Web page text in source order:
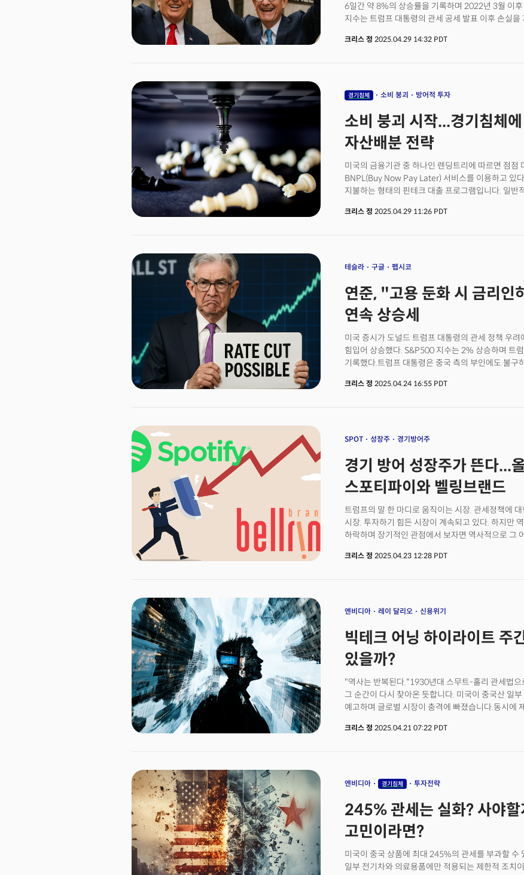
6일간 약 8%의 상승률을 기록하며 2022년 3월 이
지수는 트럼프 대통령의 관세 공세 발표 이후 손실
경제성장 둔화와 관세 압박에도 견고한 실적을 유지
시사했다. GM과 젯블루는 연간 실적 가이던스를 철
것이라며, S&P500 연말 목표치를 6700에서 5600
전략가들은 "관세 혼란이 진정되고, 연준이 금리인
때까지 시장은 경기침체와 스태그플레이션 우려 사
더 신중한 접근이 필요하다. 경제 둔화의 실질적 증
한편, 헤지펀드 매니저들은 관세 관련 뉴스로 시장이
있으며, 미국 주식 공매도는 예외적으로 유지하고
하위 10% 수준까지 하락한 후 소폭 회복세를 보이고
크리스 정 2025.04.29 14:32 PDT
경기침체 소비 붕괴 방어적 투자
소비 붕괴 시작...경기침체
자산배분 전략
미국의 금융기관 중 하나인 렌딩트리에 따르면 점점
BNPL(Buy Now Pay Later) 서비스를 이용하고 있
지불하는 형태의 핀테크 대출 프로그램입니다. 일반
사용하는 결제방식입니다. BNPL이 신용카드의 인
있습니다. 또한 응답자의 41%가 연체를 했다고 답했
빠르게 얼어붙고 있다는 징후가 있습니다. 미국에서
인식되는 컨퍼런스보드의 4월 소비자신뢰지수는 86
기록했습니다. 이 뿐 만이 아닙니다. 미래를 바라보
이후 13년 만에 최저치를 기록했습니다. 컨퍼런스
그리고 미래 수입이라는 세 가지 기대 요소가 모두
경기 침체의 가능성을 시사한다고 답했습니다. 정말
충격적일 정도로 어둡다는 점입니다. 위원회에 따르
크리스 정 2025.04.29 11:26 PDT
테슬라 구글 펩시코
연준, "고용 둔화 시 금리인
연속 상승세
미국 증시가 도널드 트럼프 대통령의 관세 정책 우
힘입어 상승했다. S&P500 지수는 2% 상승하며 트
기록했다.트럼프 대통령은 중국 측의 부인에도 불구
통화정책 완화 압력을 받을 것이라는 관측에 하락했
발표에서는 경제전망에 대한 불안감이 뚜렷하게 드
언급했다. 펩시코와 P&G도 전망치를 하향 조정했다.
설비투자 주문이 소폭 증가에 그쳐 기업들이 관세
보이고 있음을 시사했다. 해리스 파이낸셜 그룹의 제
있다는 점은 투자자들에게 긍정적"이라고 평가했다.
크리스 정 2025.04.24 16:55 PDT
SPOT 성장주 경기방어주
경기 방어 성장주가 뜬다...
스포티파이와 벨링브랜드
트럼프의 말 한 마디로 움직이는 시장. 관세정책에
시장. 투자하기 힘든 시장이 계속되고 있다. 하지만
하락하며 장기적인 관점에서 보자면 역사적으로 그
불확실성은 그 어느때보다 높고 고금리와 고물가로
의미한다. 그 좋은 예가 바로 넷플릭스(NFLX)라 할
넷플릭스가 '매그니피센트 7'에 포함되지는 못하지
17%에 달하는 주가 상승세를 보이는 것은 바로 이
음악 스트리밍의 대표주자 스포티파이(SPOT)와 벨
크리스 정 2025.04.23 12:28 PDT
엔비디아 레이 달리오 신용위기
빅테크 어닝 하이라이트 주
있을까?
"역사는 반복된다."1930년대 스무트-홀리 관세법
그 순간이 다시 찾아온 듯합니다. 미국이 중국산 일
예고하며 글로벌 시장이 충격에 빠졌습니다.동시에
쇼크보다 위험한 위기"를 경고하고 있습니다.지금은
크리스 정 2025.04.21 07:22 PDT
엔비디아 경기침체 투자전략
245% 관세는 실화? 사야할
고민이라면?
미국이 중국 상품에 최대 245%의 관세를 부과할 수
일부 전기차와 의료용품에만 적용되는 제한적 조치